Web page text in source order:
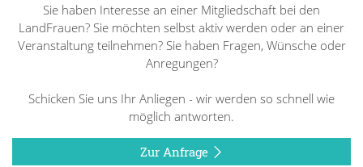
Sie haben Interesse an einer Mitgliedschaft bei den
LandFrauen? Sie möchten selbst aktiv werden oder an einer
Veranstaltung teilnehmen? Sie haben Fragen, Wünsche oder
Anregungen?
Schicken Sie uns Ihr Anliegen - wir werden so schnell wie
möglich antworten.
Zur Anfrage